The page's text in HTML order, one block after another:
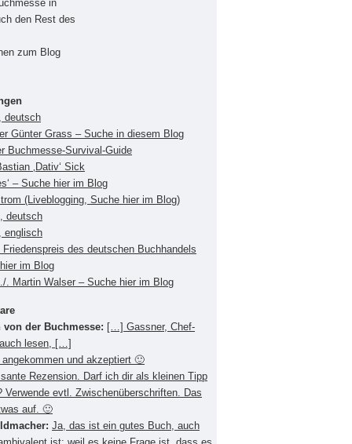
in
den Rest des
zum Blog
deutsch
Günter Grass – Suche in diesem Blog
Buchmesse-Survival-Guide
‚Dativ‘ Sick
– Suche hier im Blog
(Liveblogging, Suche hier im Blog)
deutsch
englisch
des deutschen Buchhandels
im Blog
. Martin Walser – Suche hier im Blog
der Buchmesse: […] Gassner, Chef-
lesen, […]
angekommen und akzeptiert 🙂
Rezension. Darf ich dir als kleinen Tipp
Verwende evtl. Zwischenüberschriften. Das
auf. 🙂
Ja, das ist ein gutes Buch, auch